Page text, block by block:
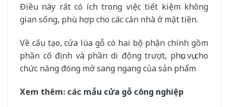
Điều này rất có ích trong việc tiết kiệm không
gian sống, phù hợp cho các căn nhà ở mặt tiền.
Về cấu tạo, cửa lùa gỗ có hai bộ phận chính gồm
phần cố định và phần di động trượt, phục vụ cho
chức năng đóng mở sang ngang của sản phẩm
Xem thêm: các mẫu cửa gỗ công nghiệp